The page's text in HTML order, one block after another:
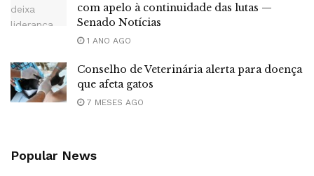
com apelo à continuidade das lutas —
Senado Notícias
1 ANO AGO
Conselho de Veterinária alerta para doença
que afeta gatos
7 MESES AGO
Popular News